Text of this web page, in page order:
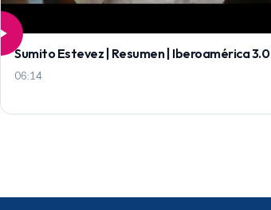
Sumito Estevez | Resumen | Iberoamérica 3.0
06:14